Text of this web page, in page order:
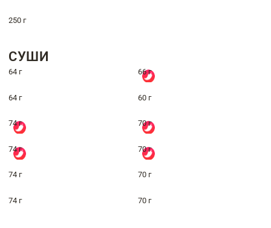
250 г
СУШИ
64 г 66 г
64 г 60 г
74 г 70 г
74 г 70 г
74 г 70 г
74 г 70 г